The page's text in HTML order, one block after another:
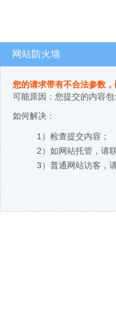
网站防火墙
您的请求带有不合法参数
可能原因：您提交的内容
如何解决：
1）检查提交内容；
2）如网站托管，请
3）普通网站访客，